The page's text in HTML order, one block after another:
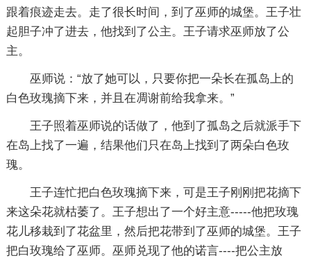
跟着痕迹走去。走了很长时间，到了巫师的城堡。王子壮
起胆子冲了进去，他找到了公主。王子请求巫师放了公
主。
巫师说：“放了她可以，只要你把一朵长在孤岛上的
白色玫瑰摘下来，并且在凋谢前给我拿来。”
王子照着巫师说的话做了，他到了孤岛之后就派手下
在岛上找了一遍，结果他们只在岛上找到了两朵白色玫
瑰。
王子连忙把白色玫瑰摘下来，可是王子刚刚把花摘下
来这朵花就枯萎了。王子想出了一个好主意-----他把玫瑰
花儿移栽到了花盆里，然后把花带到了巫师的城堡。王子
把白玫瑰给了巫师。巫师兑现了他的诺言----把公主放